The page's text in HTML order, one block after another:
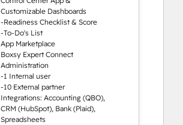
Customizable Dashboards
-Readiness Checklist & Score
-To-Do's List
App Marketplace
Boxsy Expert Connect
Administration
-1 Internal user
-10 External partner
Integrations: Accounting (QBO),
CRM (HubSpot), Bank (Plaid),
Spreadsheets